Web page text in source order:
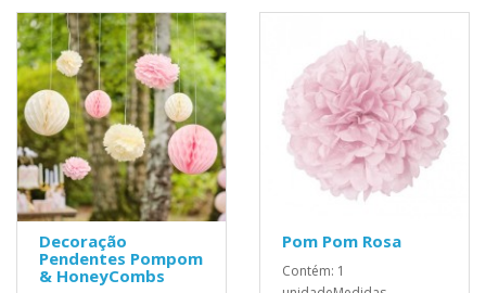
Decoração
Pendentes Pompom
& HoneyCombs
Pom Pom Rosa
Contém: 1